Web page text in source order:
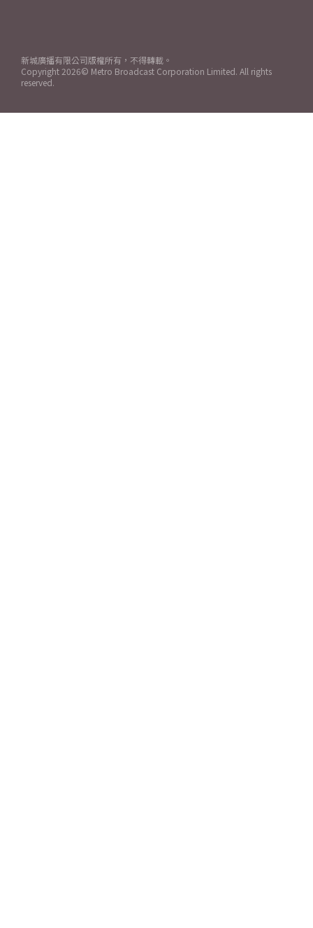
新城廣播有限公司版權所有，不得轉載。
Copyright 2026© Metro Broadcast Corporation Limited. All rights
reserved.